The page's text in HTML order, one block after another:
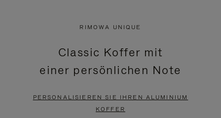
PAUSIERT,
BITTE
DRÜCKEN
KLICKEN
SIE
ZUM
AUFHEBEN
RIMOWA UNIQUE
Classic Koffer mit
einer persönlichen Note
PERSONALISIEREN SIE IHREN ALUMINIUM
KOFFER